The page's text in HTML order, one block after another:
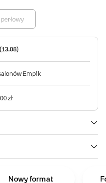
Nowy format